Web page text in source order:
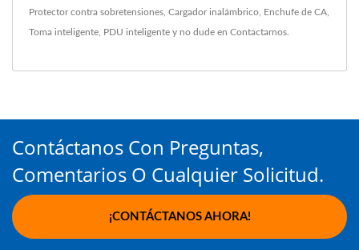
Protector contra sobretensiones Cargador inalámbrico Enchufe de CA
Toma inteligente PDU inteligente y no dude en Contactarnos
Contáctanos Con Preguntas,
Comentarios O Cualquier Solicitud.
¡CONTÁCTANOS AHORA!